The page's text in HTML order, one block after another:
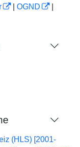
OGND
(HLS) [2001-